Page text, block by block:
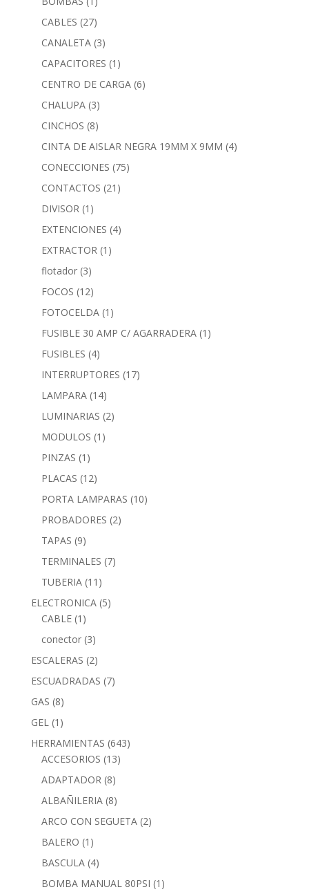
CABLES (27)
CANALETA (3)
CAPACITORES (1)
CENTRO DE CARGA (6)
CHALUPA (3)
CINCHOS (8)
CINTA DE AISLAR NEGRA 19MM X 9MM (4)
CONECCIONES (75)
CONTACTOS (21)
DIVISOR (1)
EXTENCIONES (4)
EXTRACTOR (1)
flotador (3)
FOCOS (12)
FOTOCELDA (1)
FUSIBLE 30 AMP C/ AGARRADERA (1)
FUSIBLES (4)
INTERRUPTORES (17)
LAMPARA (14)
LUMINARIAS (2)
MODULOS (1)
PINZAS (1)
PLACAS (12)
PORTA LAMPARAS (10)
PROBADORES (2)
TAPAS (9)
TERMINALES (7)
TUBERIA (11)
ELECTRONICA (5)
CABLE (1)
conector (3)
ESCALERAS (2)
ESCUADRADAS (7)
GAS (8)
GEL (1)
HERRAMIENTAS (643)
ACCESORIOS (13)
ADAPTADOR (8)
ALBAÑILERIA (8)
ARCO CON SEGUETA (2)
BALERO (1)
BASCULA (4)
BOMBA MANUAL 80PSI (1)